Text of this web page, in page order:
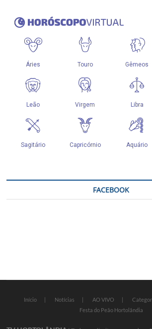
FACEBOOK
Início Notícias AO VIVO
Festa do Peão Hortolândia